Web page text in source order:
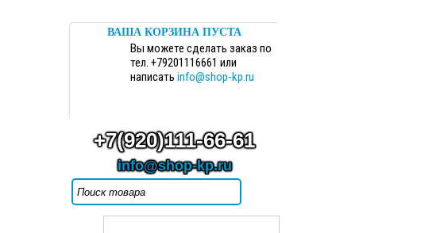
+7(920)111-66-61
info@shop-kp.ru
ВАША КОРЗИНА ПУСТА
Вы можете сделать заказ по
тел. +79201116661 или
написать info@shop-kp.ru